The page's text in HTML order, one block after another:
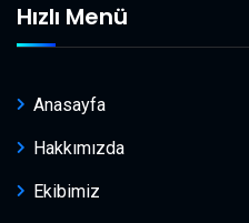
Hızlı Menü
Anasayfa
Hakkımızda
Ekibimiz